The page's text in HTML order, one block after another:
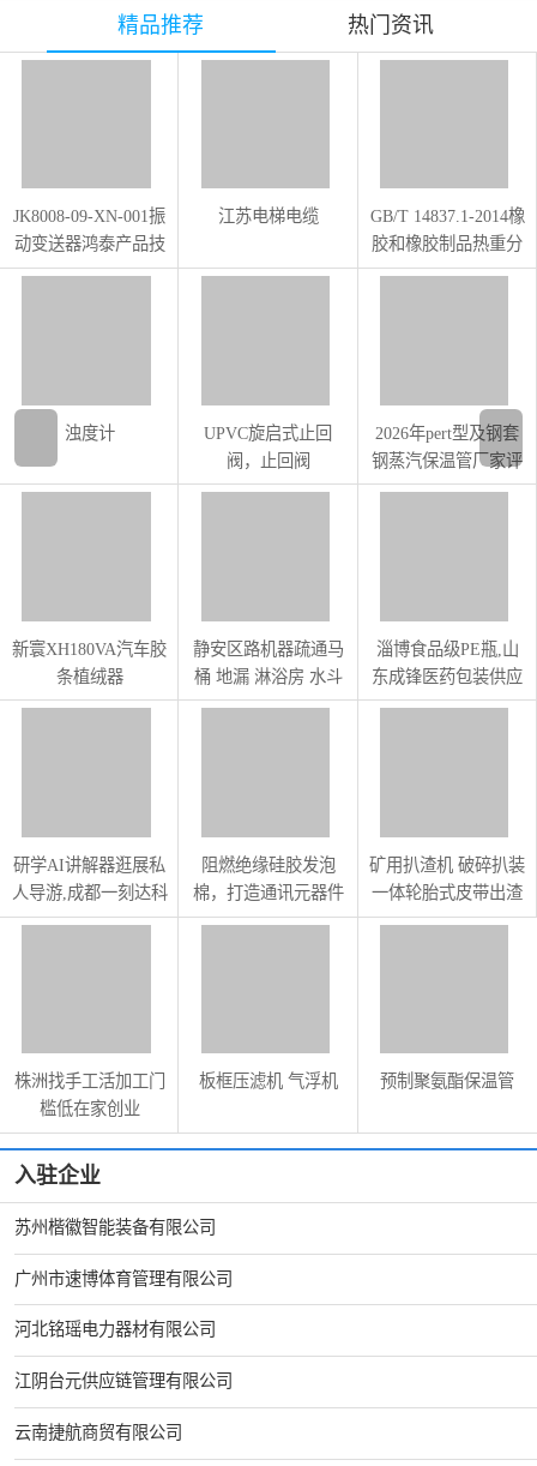
精品推荐 热门资讯
JK8008-09-XN-001振
动变送器鸿泰产品技
术规格
江苏电梯电缆
GB/T 14837.1-2014橡
胶和橡胶制品热重分
析法测定硫化胶和未
异戊二烯橡胶、苯乙
烯-丁二烯橡胶
浊度计
UPVC旋启式止回
阀，止回阀
2026年pert型及钢套
钢蒸汽保温管厂家评
测
新寰XH180VA汽车胶
条植绒器
静安区路机器疏通马
桶 地漏 淋浴房 水斗
随叫随到
淄博食品级PE瓶,山
东成锋医药包装供应
研学AI讲解器逛展私
人导游,成都一刻达科
技供应
阻燃绝缘硅胶发泡
棉，打造通讯元器件
安全防护层
矿用扒渣机 破碎扒装
一体轮胎式皮带出渣
机
株洲找手工活加工门
槛低在家创业
板框压滤机 气浮机 预制聚氨酯保温管
入驻企业
苏州楷徽智能装备有限公司
广州市速博体育管理有限公司
河北铭瑶电力器材有限公司
江阴台元供应链管理有限公司
云南捷航商贸有限公司